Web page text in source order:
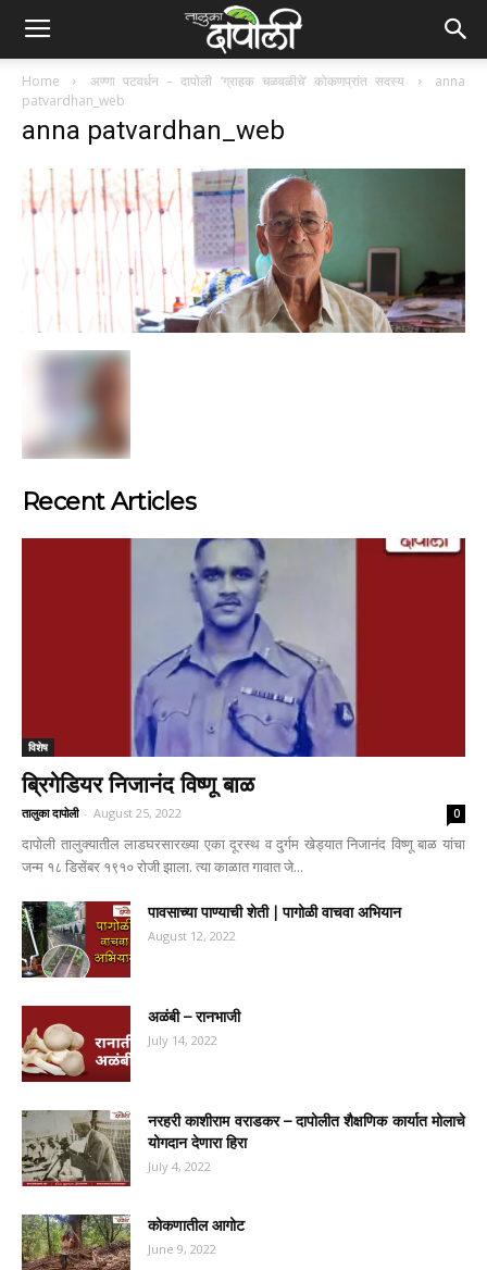
Home अण्णा पटवर्धन – दापोली ‘ग्राहक चळवळीचे’ कोकणप्रांत सदस्य
anna
patvardhan_web
anna patvardhan_web
Recent Articles
विशेष
ब्रिगेडियर निजानंद विष्णू बाळ
तालुका दापोली - August 25, 2022 0
दापोली तालुक्यातील लाडघरसारख्या एका दूरस्थ व दुर्गम खेड्यात निजानंद विष्णू बाळ यांचा
जन्म १८ डिसेंबर १९१० रोजी झाला. त्या काळात गावात जे...
पावसाच्या पाण्याची शेती | पागोळी वाचवा अभियान
August 12, 2022
अळंबी – रानभाजी
July 14, 2022
नरहरी काशीराम वराडकर – दापोलीत शैक्षणिक कार्यात मोलाचे
योगदान देणारा हिरा
July 4, 2022
कोकणातील आगोट
June 9, 2022